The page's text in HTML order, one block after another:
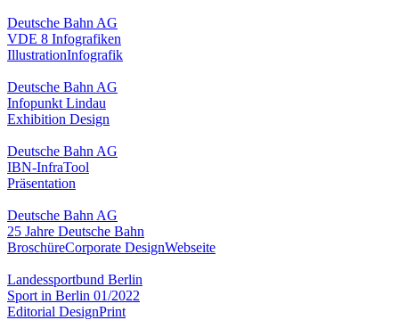
Deutsche Bahn AG
VDE 8 Infografiken
IllustrationInfografik
Deutsche Bahn AG
Infopunkt Lindau
Exhibition Design
Deutsche Bahn AG
IBN-InfraTool
Präsentation
Deutsche Bahn AG
25 Jahre Deutsche Bahn
BroschüreCorporate DesignWebseite
Landessportbund Berlin
Sport in Berlin 01/2022
Editorial DesignPrint